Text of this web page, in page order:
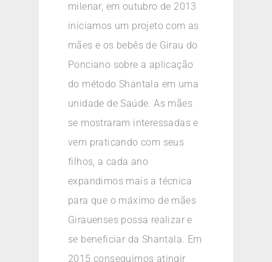
milenar, em outubro de 2013
iniciamos um projeto com as
mães e os bebês de Girau do
Ponciano sobre a aplicação
do método Shantala em uma
unidade de Saúde. As mães
se mostraram interessadas e
vem praticando com seus
filhos, a cada ano
expandimos mais a técnica
para que o máximo de mães
Girauenses possa realizar e
se beneficiar da Shantala. Em
2015 conseguimos atingir